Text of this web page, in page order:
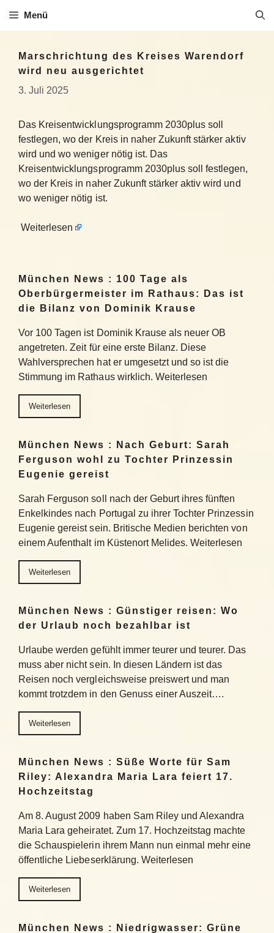
Inhalt
Menü
Marschrichtung des Kreises Warendorf
wird neu ausgerichtet
3. Juli 2025
Das Kreisentwicklungsprogramm 2030plus soll
festlegen, wo der Kreis in naher Zukunft stärker aktiv
wird und wo weniger nötig ist. Das
Kreisentwicklungsprogramm 2030plus soll festlegen,
wo der Kreis in naher Zukunft stärker aktiv wird und
wo weniger nötig ist.
Weiterlesen
München News : 100 Tage als
Oberbürgermeister im Rathaus: Das ist
die Bilanz von Dominik Krause
Vor 100 Tagen ist Dominik Krause als neuer OB
angetreten. Zeit für eine erste Bilanz. Diese
Wahlversprechen hat er umgesetzt und so ist die
Stimmung im Rathaus wirklich. Weiterlesen
Weiterlesen
München News : Nach Geburt: Sarah
Ferguson wohl zu Tochter Prinzessin
Eugenie gereist
Sarah Ferguson soll nach der Geburt ihres fünften
Enkelkindes nach Portugal zu ihrer Tochter Prinzessin
Eugenie gereist sein. Britische Medien berichten von
einem Aufenthalt im Küstenort Melides. Weiterlesen
Weiterlesen
München News : Günstiger reisen: Wo
der Urlaub noch bezahlbar ist
Urlaube werden gefühlt immer teurer und teurer. Das
muss aber nicht sein. In diesen Ländern ist das
Reisen noch vergleichsweise preiswert und man
kommt trotzdem in den Genuss einer Auszeit….
Weiterlesen
München News : Süße Worte für Sam
Riley: Alexandra Maria Lara feiert 17.
Hochzeitstag
Am 8. August 2009 haben Sam Riley und Alexandra
Maria Lara geheiratet. Zum 17. Hochzeitstag machte
die Schauspielerin ihrem Mann nun einmal mehr eine
öffentliche Liebeserklärung. Weiterlesen
Weiterlesen
München News : Niedrigwasser: Grüne